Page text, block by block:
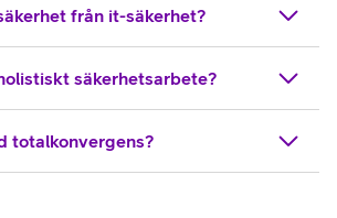
från it-säkerhet?
säkerhetsarbete?
totalkonvergens?